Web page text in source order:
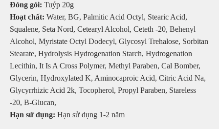
Đóng gói: Tuýp 20g
Hoạt chất: Water, BG, Palmitic Acid Octyl, Stearic Acid,
Squalene, Seta Nord, Cetearyl Alcohol, Ceteth -20, Behenyl
Alcohol, Myristate Octyl Dodecyl, Glycosyl Trehalose, Sorbitan
Stearate, Hydrolysis Hydrogenation Starch, Hydrogenation
Lecithin, It Is A Cross Polymer, Methyl Paraben, Cal Bomber,
Glycerin, Hydroxylated K, Aminocaproic Acid, Citric Acid Na,
Glycyrrhizic Acid 2k, Tocopherol, Propyl Paraben, Stareless
-20, Β-Glucan,
Hạn sử dụng: Hạn sử dụng 1-2 năm